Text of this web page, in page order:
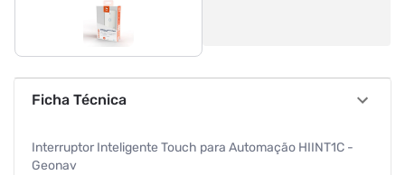
Ficha Técnica
Interruptor Inteligente Touch para Automação HIINT1C -
Geonav